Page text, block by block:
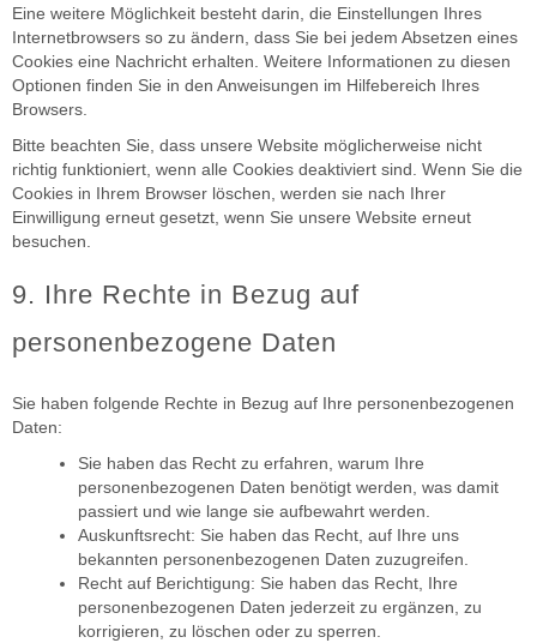
Eine weitere Möglichkeit besteht darin, die Einstellungen Ihres
Internetbrowsers so zu ändern, dass Sie bei jedem Absetzen eines
Cookies eine Nachricht erhalten. Weitere Informationen zu diesen
Optionen finden Sie in den Anweisungen im Hilfebereich Ihres
Browsers.
Bitte beachten Sie, dass unsere Website möglicherweise nicht
richtig funktioniert, wenn alle Cookies deaktiviert sind. Wenn Sie die
Cookies in Ihrem Browser löschen, werden sie nach Ihrer
Einwilligung erneut gesetzt, wenn Sie unsere Website erneut
besuchen.
9. Ihre Rechte in Bezug auf
personenbezogene Daten
Sie haben folgende Rechte in Bezug auf Ihre personenbezogenen
Daten:
Sie haben das Recht zu erfahren, warum Ihre
personenbezogenen Daten benötigt werden, was damit
passiert und wie lange sie aufbewahrt werden.
Auskunftsrecht: Sie haben das Recht, auf Ihre uns
bekannten personenbezogenen Daten zuzugreifen.
Recht auf Berichtigung: Sie haben das Recht, Ihre
personenbezogenen Daten jederzeit zu ergänzen, zu
korrigieren, zu löschen oder zu sperren.